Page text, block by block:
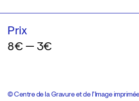
Prix
8€ — 3€
© Centre de la Gravure et de l’Image